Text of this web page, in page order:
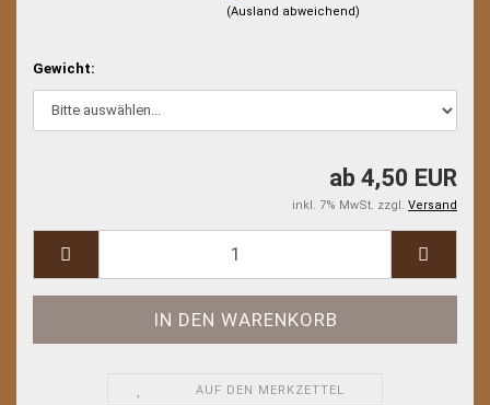
(Ausland abweichend)
Gewicht:
ab 4,50 EUR
inkl. 7% MwSt. zzgl. Versand
AUF DEN MERKZETTEL